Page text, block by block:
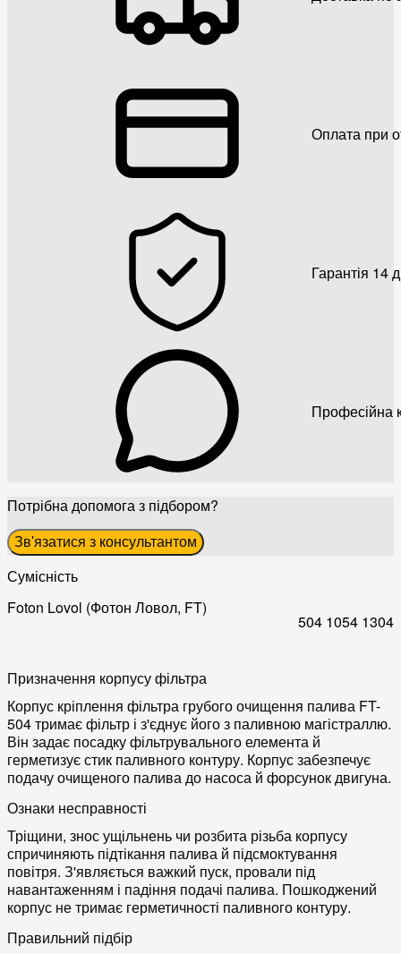
Оплата при
Гарантія 14
Професійна
Потрібна допомога з підбором?
Зв'язатися з консультантом
Сумісність
Foton Lovol (Фотон Ловол, FT)
504 1054 1304
Призначення корпусу фільтра
Корпус кріплення фільтра грубого очищення палива FT-
504 тримає фільтр і з'єднує його з паливною магістраллю.
Він задає посадку фільтрувального елемента й
герметизує стик паливного контуру. Корпус забезпечує
подачу очищеного палива до насоса й форсунок двигуна.
Ознаки несправності
Тріщини, знос ущільнень чи розбита різьба корпусу
спричиняють підтікання палива й підсмоктування
повітря. З'являється важкий пуск, провали під
навантаженням і падіння подачі палива. Пошкоджений
корпус не тримає герметичності паливного контуру.
Правильний підбір